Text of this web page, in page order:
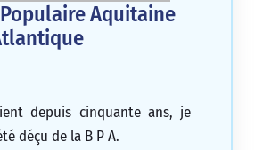
Aquitaine
depuis cinquante ans, je
déçu de la B P A.